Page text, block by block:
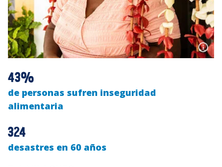
43%
de personas sufren inseguridad
alimentaria
324
desastres en 60 años